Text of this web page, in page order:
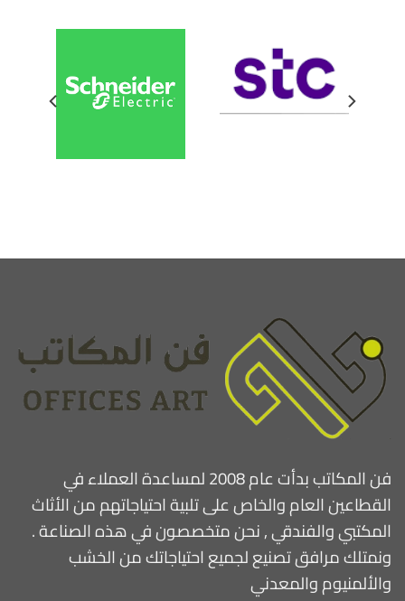
فن المكاتب بدأت عام 2008 لمساعدة العملاء في
القطاعين العام والخاص على تلبية احتياجاتهم من الأثاث
المكتبي والفندقي , نحن متخصصون في هذه الصناعة .
ونمتلك مرافق تصنيع لجميع احتياجاتك من الخشب
والألمنيوم والمعدني